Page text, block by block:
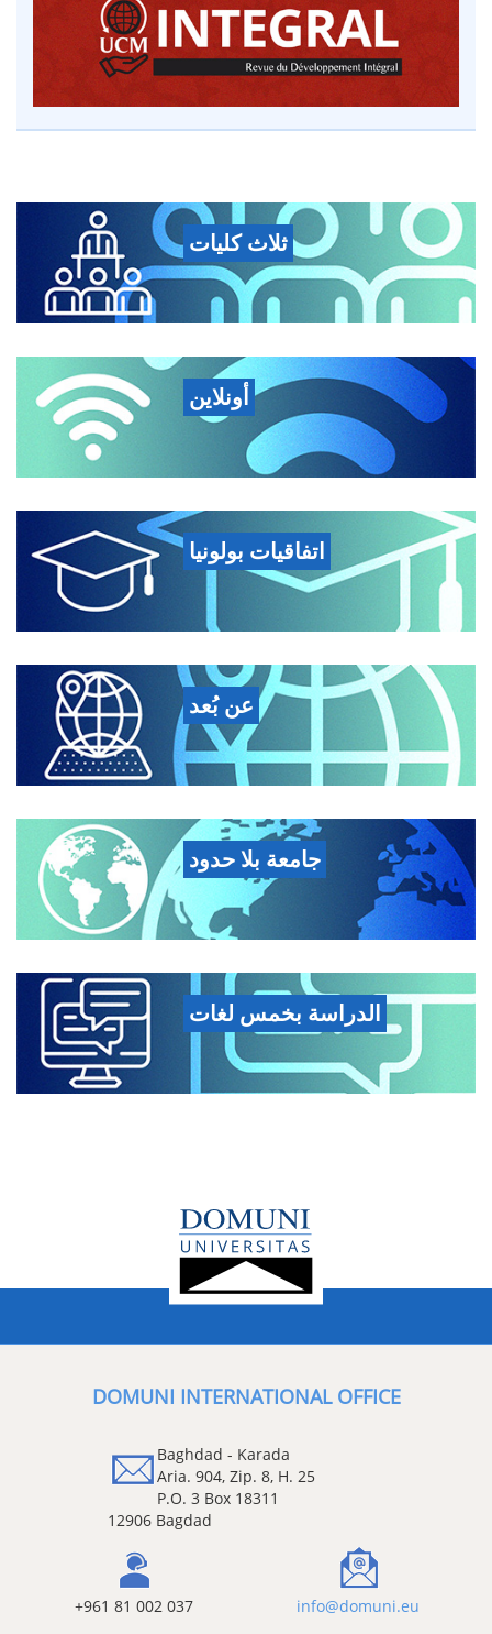
ثلاث كليات
أونلاين
اتفاقيات بولونيا
عن بُعد
جامعة بلا حدود
الدراسة بخمس لغات
DOMUNI INTERNATIONAL OFFICE
Baghdad - Karada
Aria. 904, Zip. 8, H. 25
P.O. 3 Box 18311
12906 Bagdad
+961 81 002 037 info@domuni.eu